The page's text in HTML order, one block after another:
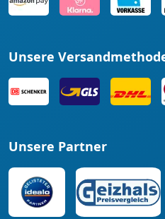
Unsere
Unsere Partner